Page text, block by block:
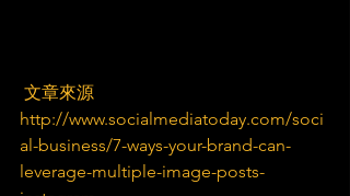
文章來源
http://www.socialmediatoday.com/soci
al-business/7-ways-your-brand-can-
leverage-multiple-image-posts-